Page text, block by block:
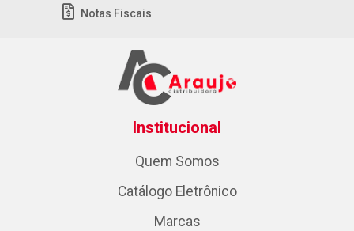
Notas Fiscais
Institucional
Quem Somos
Catálogo Eletrônico
Marcas